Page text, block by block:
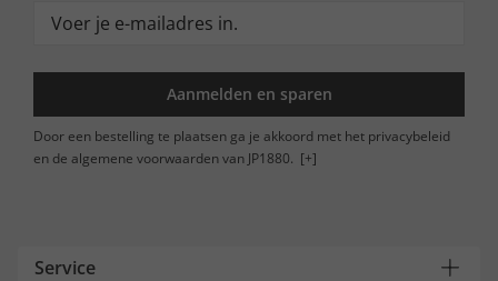
Aanmelden en sparen
Door een bestelling te plaatsen ga je akkoord met het privacybeleid
en de algemene voorwaarden van JP1880. [+]
Service